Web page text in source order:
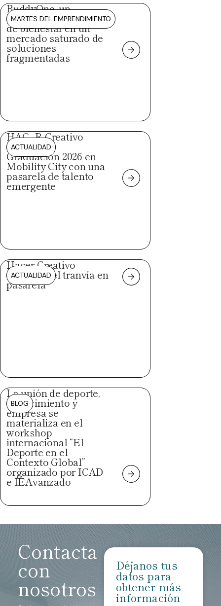
MARTES DEL EMPRENDIMIENTO
BuddyOne, un
ecosistema integral
de bienestar en un
mercado saturado de
soluciones
fragmentadas
ACTUALIDAD
HAC_R Creativo
celebra su
Graduación 2026 en
Mobility City con una
pasarela de talento
emergente
ACTUALIDAD
Hacer Creativo
convierte el tranvía en
pasarela
BLOG
La unión de deporte,
conocimiento y
empresa se
materializa en el
workshop
internacional “El
Deporte en el
Contexto Global”
organizado por ICAD
e IEAvanzado
Contacta
con
nosotros
Déjanos tus
datos para
obtener más
información